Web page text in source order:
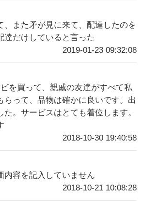
、また矛が見に来て、配達したのを
達だけしていると言った
2019-01-23 09:32:08
を買って、親戚の友達がすべて私
らって、品物は確かに良いです。出
。サービスはとても着位します。
2018-10-30 19:40:58
内容を記入していません
2018-10-21 10:08:28